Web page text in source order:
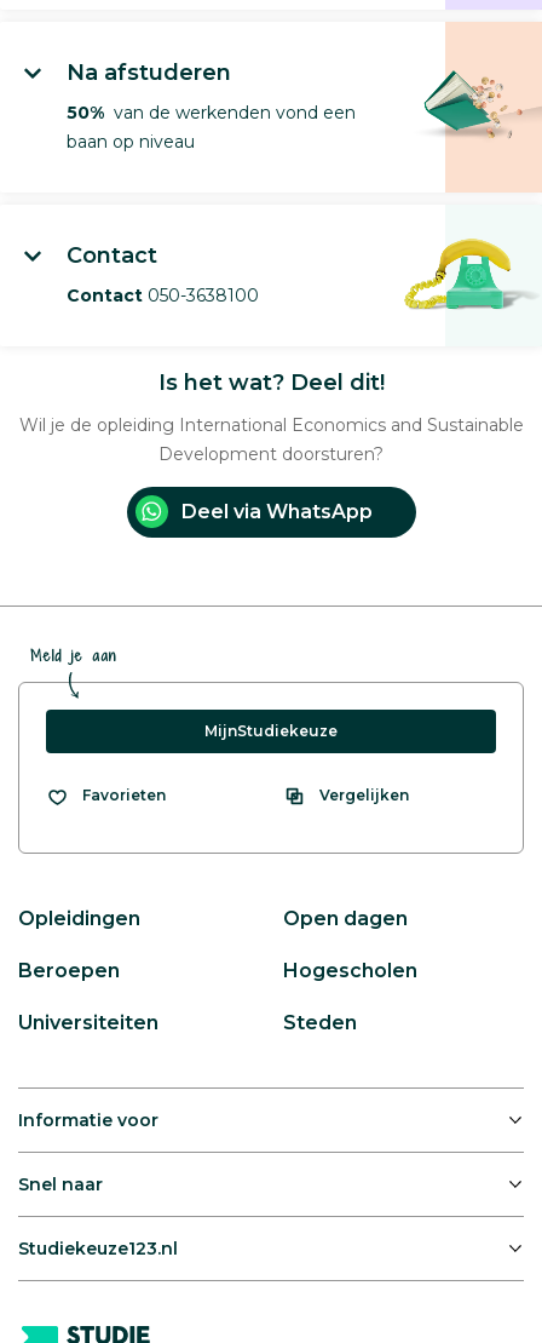
Na afstuderen
50% van de werkenden vond een
baan op niveau
Contact
Contact 050-3638100
Is het wat? Deel dit!
Wil je de opleiding International Economics and Sustainable
Development doorsturen?
Deel via WhatsApp
Meld je aan
MijnStudiekeuze
Favorieten Vergelijken
Opleidingen Open dagen
Beroepen Hogescholen
Universiteiten Steden
Informatie voor
Snel naar
Studiekeuze123.nl